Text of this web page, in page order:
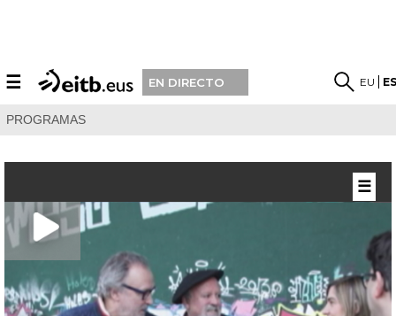
☰ EN DIRECTO EU
PROGRAMAS
☰